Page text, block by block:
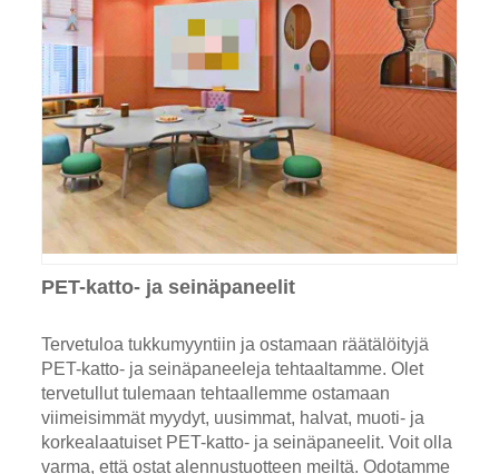
PET-katto- ja seinäpaneelit
Tervetuloa tukkumyyntiin ja ostamaan räätälöityjä
PET-katto- ja seinäpaneeleja tehtaaltamme. Olet
tervetullut tulemaan tehtaallemme ostamaan
viimeisimmät myydyt, uusimmat, halvat, muoti- ja
korkealaatuiset PET-katto- ja seinäpaneelit. Voit olla
varma, että ostat alennustuotteen meiltä. Odotamme